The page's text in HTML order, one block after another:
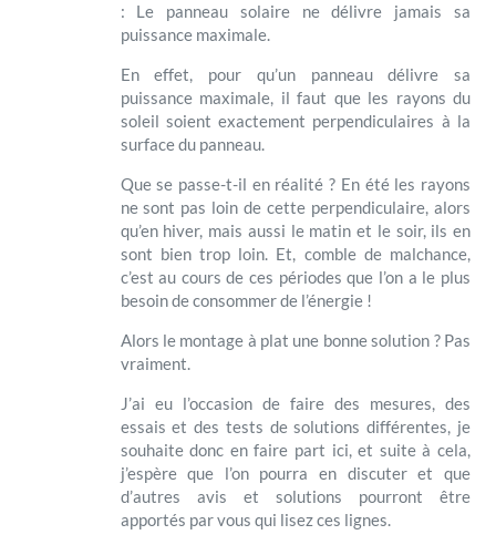
: Le panneau solaire ne délivre jamais sa
puissance maximale.
En effet, pour qu’un panneau délivre sa
puissance maximale, il faut que les rayons du
soleil soient exactement perpendiculaires à la
surface du panneau.
Que se passe-t-il en réalité ? En été les rayons
ne sont pas loin de cette perpendiculaire, alors
qu’en hiver, mais aussi le matin et le soir, ils en
sont bien trop loin. Et, comble de malchance,
c’est au cours de ces périodes que l’on a le plus
besoin de consommer de l’énergie !
Alors le montage à plat une bonne solution ? Pas
vraiment.
J’ai eu l’occasion de faire des mesures, des
essais et des tests de solutions différentes, je
souhaite donc en faire part ici, et suite à cela,
j’espère que l’on pourra en discuter et que
d’autres avis et solutions pourront être
apportés par vous qui lisez ces lignes.